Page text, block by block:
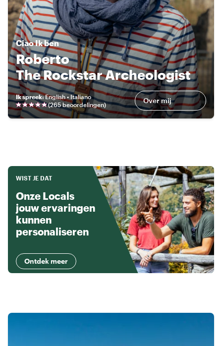
CiaoIk ben
Roberto
The Rockstar Archeologist
Ik spreek:English • Italiano
(265 beoordelingen) Over mij
WIST JE DAT
Onze Locals
jouw ervaringen
kunnen
personaliseren
Ontdek meer